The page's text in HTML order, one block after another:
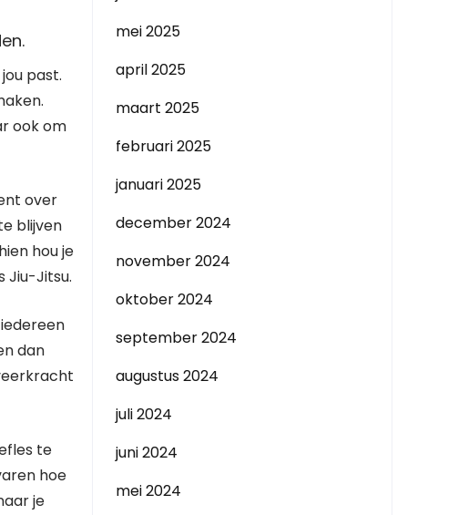
past.
ook om
over
blijven
hou je
Jiu-Jitsu.
dan
te
hoe
je
mei 2025
april 2025
maart 2025
februari 2025
januari 2025
december 2024
november 2024
oktober 2024
september 2024
augustus 2024
juli 2024
juni 2024
mei 2024